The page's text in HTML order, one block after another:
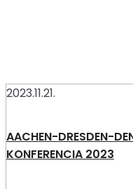
2023.11.21.
AACHEN-DRESDEN-
KONFERENCIA 2023